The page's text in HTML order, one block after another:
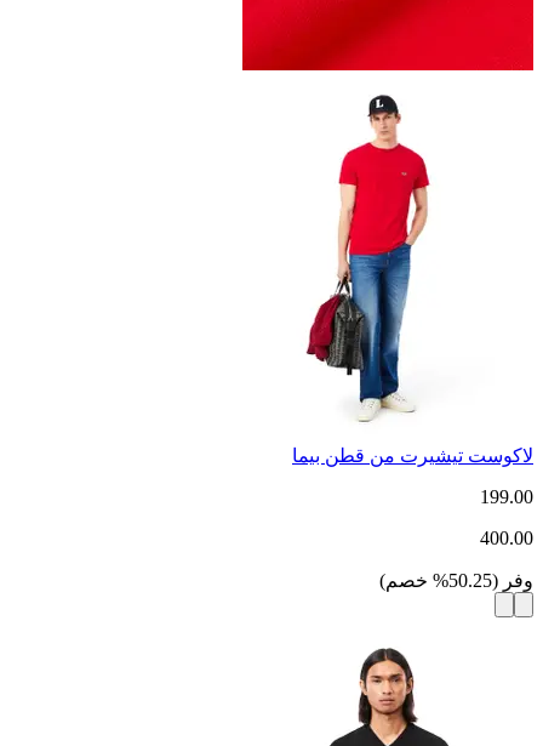
لاكوست تيشيرت من قطن بيما
199.00
400.00
وفر (
50.25
% خصم)